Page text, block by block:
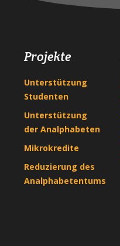
Projekte
Unterstützung
Studenten
Unterstützung
der Analphabeten
Mikrokredite
Reduzierung des
Analphabetentums